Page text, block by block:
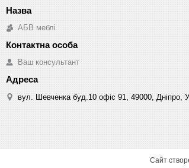
АБВ меблі
Ваш консультант
вул. Шевченка буд.10 офіс 91, 49000, Дніпро,
Сайт